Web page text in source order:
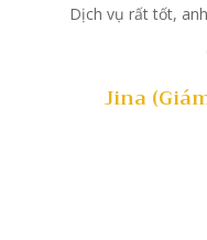
Cảm thấy anh
nhanh